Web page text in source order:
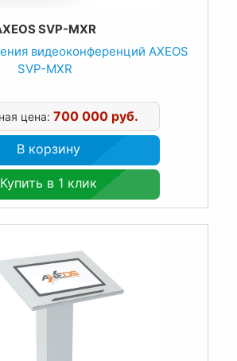
SVP-MXR
видеоконференций AXEOS
SVP-MXR
цена:700 000 руб.
В корзину
Купить в 1 клик